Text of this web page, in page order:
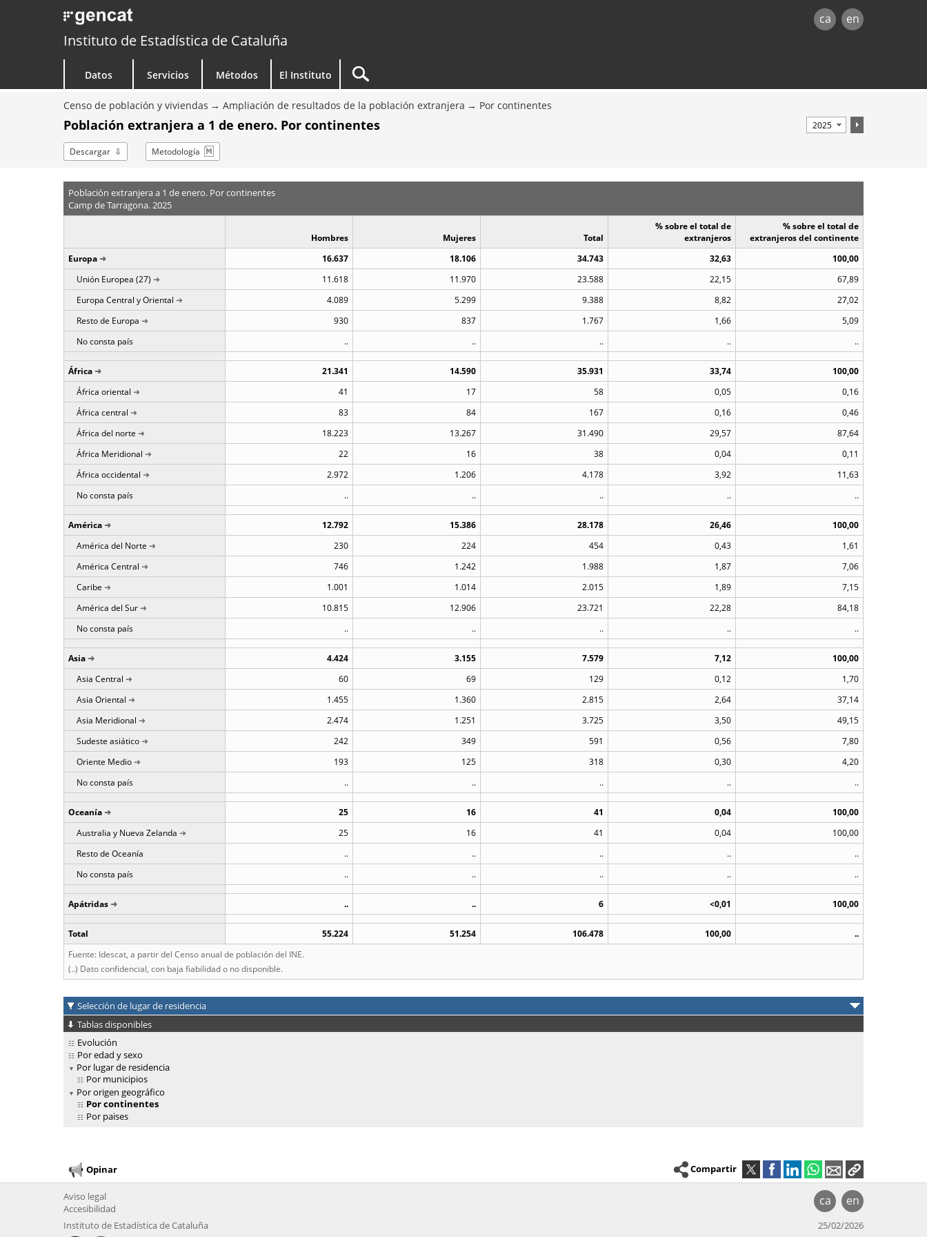
ca en
Instituto de Estadística de Cataluña
Datos Servicios Métodos El Instituto
Censo de población y viviendas Ampliación de resultados de la población extranjera Por continentes
Población extranjera a 1 de enero. Por continentes
Descargar Metodología
Población extranjera a 1 de enero. Por continentes
Camp de Tarragona. 2025
Hombres Mujeres Total
% sobre el total de
extranjeros
% sobre el total de
extranjeros del continente
Europa
16.637 18.106 34.743 32,63
100,00
Unión Europea (27)
11.618 11.970 23.588 22,15
67,89
Europa Central y Oriental
4.089 5.299 9.388 8,82
27,02
Resto de Europa
930 837 1.767 1,66
5,09
No consta país
.. .. .. .. ..
África 21.341 14.590 35.931 33,74
100,00
África oriental
41 17 58 0,05
0,16
África central
83 84 167 0,16
0,46
África del norte
18.223 13.267 31.490 29,57
87,64
África Meridional
22 16 38 0,04
0,11
África occidental
2.972 1.206 4.178 3,92
11,63
No consta país
.. .. .. .. ..
América 12.792 15.386 28.178 26,46
100,00
América del Norte
230 224 454 0,43
1,61
América Central
746 1.242 1.988 1,87
7,06
Caribe
1.001 1.014 2.015 1,89
7,15
América del Sur
10.815 12.906 23.721 22,28
84,18
No consta país
.. .. .. .. ..
Asia 4.424 3.155 7.579 7,12
100,00
Asia Central
60 69 129 0,12
1,70
Asia Oriental
1.455 1.360 2.815 2,64
37,14
Asia Meridional
2.474 1.251 3.725 3,50
49,15
Sudeste asiático
242 349 591 0,56
7,80
Oriente Medio
193 125 318 0,30
4,20
No consta país
.. .. .. .. ..
Oceanía 25 16 41 0,04
100,00
Australia y Nueva Zelanda
25 16 41 0,04
100,00
Resto de Oceanía
.. .. .. ..
..
No consta país
.. .. .. .. ..
Apátridas .. .. 6 <0,01 100,00
Total 55.224 51.254 106.478 100,00
..
Fuente: Idescat, a partir del Censo anual de población del INE.
(..) Dato confidencial, con baja fiabilidad o no disponible.
Selección de lugar de residencia
Tablas disponibles
Evolución
Por edad y sexo
Por lugar de residencia
Por municipios
Por origen geográfico
Por continentes
Por paises
Opinar Compartir
ca en
Aviso legal
Accesibilidad
Instituto de Estadística de Cataluña
25/02/2026